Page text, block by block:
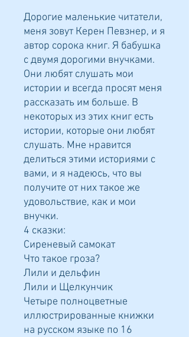
Дорогие маленькие читатели,
меня зовут Керен Певзнер, и я
автор сорока книг. Я бабушка
с двумя дорогими внучками.
Они любят слушать мои
истории и всегда просят меня
рассказать им больше. В
некоторых из этих книг есть
истории, которые они любят
слушать. Мне нравится
делиться этими историями с
вами, и я надеюсь, что вы
получите от них такое же
удовольствие, как и мои
внучки.
4 сказки:
Сиреневый самокат
Что такое гроза?
Лили и дельфин
Лили и Щелкунчик
Четыре полноцветные
иллюстрированные книжки
на русском языке по 16